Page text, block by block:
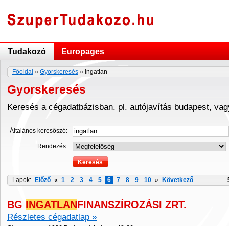
Tudakozó Europages
Főoldal » Gyorskeresés » ingatlan
Gyorskeresés
Keresés a cégadatbázisban. pl. autójavítás budapest,
Általános keresőszó:
Rendezés:
Lapok: Előző « 1 2 3 4 5 6 7 8 9 10 » Következő
BG INGATLANFINANSZÍROZÁSI ZRT.
Részletes cégadatlap »